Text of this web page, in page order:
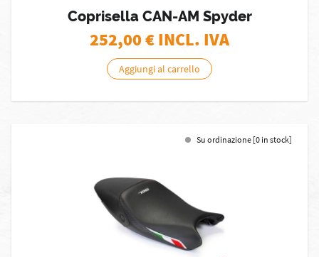
Coprisella CAN-AM Spyder
252,00€ INCL. IVA
Aggiungi al carrello
Su ordinazione [0 in stock]